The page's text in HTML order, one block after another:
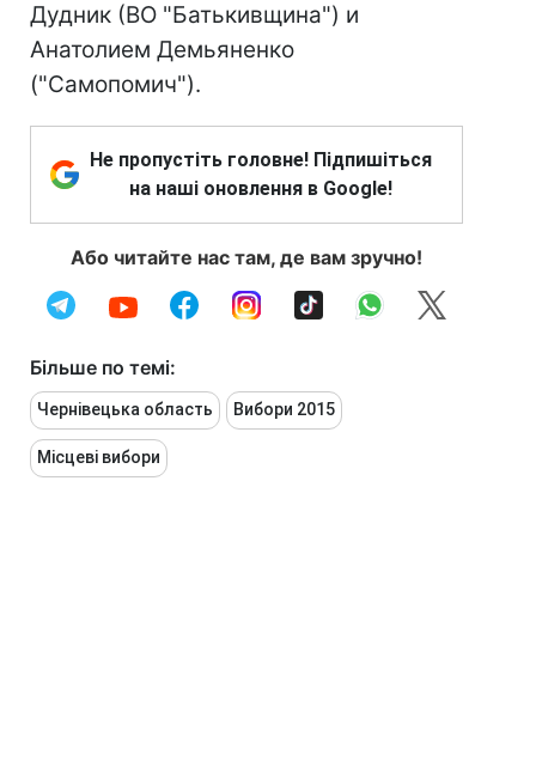
Дудник (ВО "Батькивщина") и
Анатолием Демьяненко
("Самопомич").
Не пропустіть головне! Підпишіться
на наші оновлення в Google!
Або читайте нас там, де вам зручно!
Більше по темі:
Чернівецька область Вибори 2015
Місцеві вибори